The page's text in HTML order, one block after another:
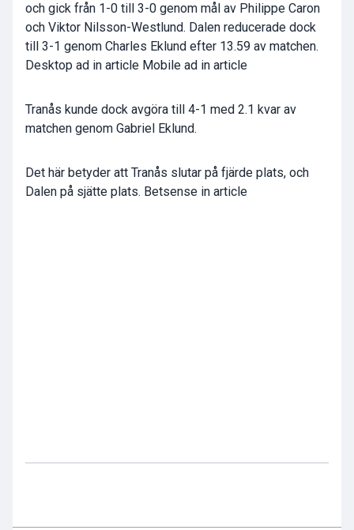
och gick från 1-0 till 3-0 genom mål av Philippe Caron
och Viktor Nilsson-Westlund. Dalen reducerade dock
till 3-1 genom Charles Eklund efter 13.59 av matchen.
Desktop ad in article Mobile ad in article
Tranås kunde dock avgöra till 4-1 med 2.1 kvar av
matchen genom Gabriel Eklund.
Det här betyder att Tranås slutar på fjärde plats, och
Dalen på sjätte plats. Betsense in article